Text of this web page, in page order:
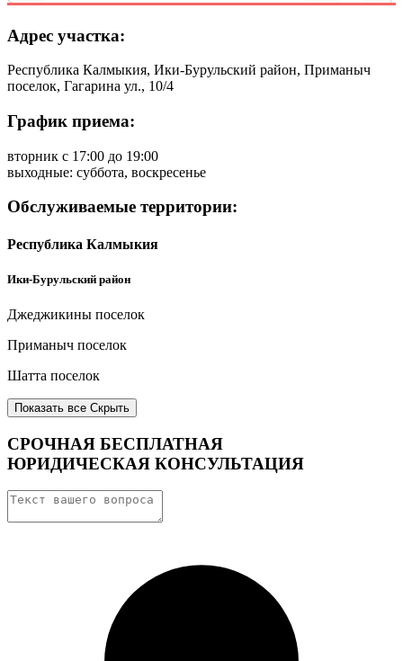
Адрес участка:
Республика Калмыкия, Ики-Бурульский район, Приманыч
поселок, Гагарина ул., 10/4
График приема:
вторник с 17:00 до 19:00
выходные: суббота, воскресенье
Обслуживаемые территории:
Республика Калмыкия
Ики-Бурульский район
Джеджикины поселок
Приманыч поселок
Шатта поселок
Показать все Скрыть
СРОЧНАЯ БЕСПЛАТНАЯ
ЮРИДИЧЕСКАЯ КОНСУЛЬТАЦИЯ